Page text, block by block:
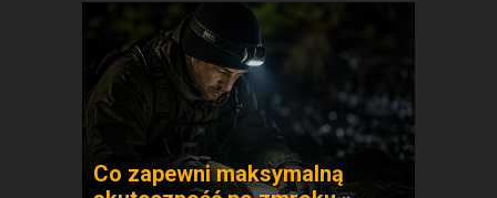
Co zapewni maksymalną